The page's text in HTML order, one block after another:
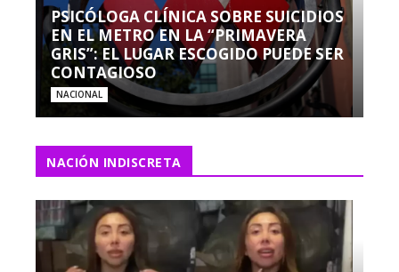
PSICÓLOGA CLÍNICA SOBRE SUICIDIOS
EN EL METRO EN LA “PRIMAVERA
GRIS”: EL LUGAR ESCOGIDO PUEDE SER
CONTAGIOSO
NACIONAL
NACIÓN INDISCRETA